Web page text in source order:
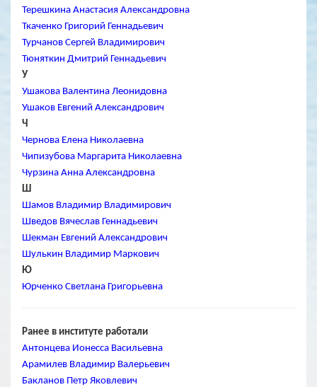
Терешкина Анастасия Александровна
Ткаченко Григорий Геннадьевич
Турчанов Сергей Владимирович
Тюняткин Дмитрий Геннадьевич
У
Ушакова Валентина Леонидовна
Ушаков Евгений Александрович
Ч
Чернова Елена Николаевна
Чипизубова Маргарита Николаевна
Чурзина Анна Александровна
Ш
Шамов Владимир Владимирович
Шведов Вячеслав Геннадьевич
Шекман Евгений Александрович
Шулькин Владимир Маркович
Ю
Юрченко Светлана Григорьевна
Ранее в институте работали
Антонцева Ионесса Васильевна
Арамилев Владимир Валерьевич
Бакланов Петр Яковлевич